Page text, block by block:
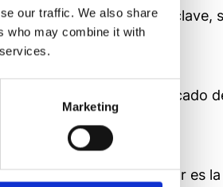
our traffic. We also share
who may combine it with
Marketing
nace de una palabra clave,
y relevancia.
decodificamos el significado
WAM LLMS Accelerator es